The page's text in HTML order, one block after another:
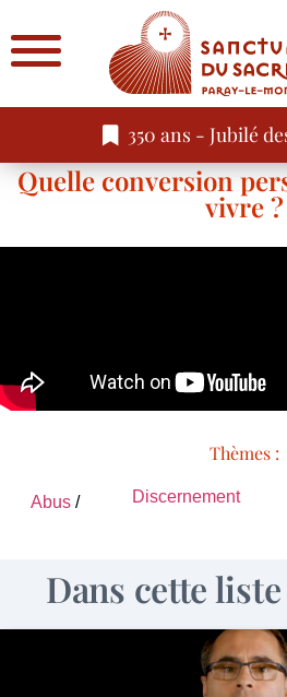
350 ans - Jubilé
Quelle conversion
vivre ?
Thèmes :
Abus/ Discernement
Dans cette